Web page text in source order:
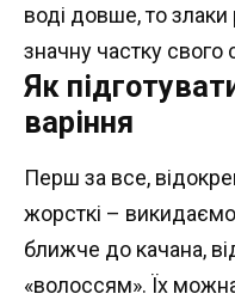
воді довше, то злаки
значну частку свого
Як
варіння
Перш за все,
жорсткі –
ближче до качана,
«волоссям». Їх